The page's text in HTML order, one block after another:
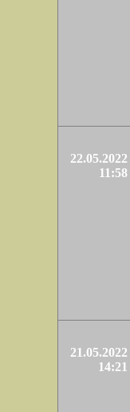
22.05.2022
11:58
21.05.2022
14:21